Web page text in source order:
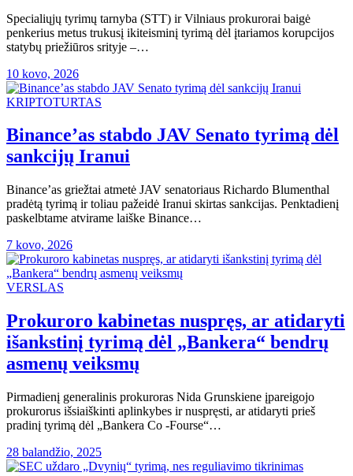
Specialiųjų tyrimų tarnyba (STT) ir Vilniaus prokurorai baigė
penkerius metus trukusį ikiteisminį tyrimą dėl įtariamos korupcijos
statybų priežiūros srityje –…
10 kovo, 2026
KRIPTOTURTAS
Binance’as stabdo JAV Senato tyrimą dėl
sankcijų Iranui
Binance’as griežtai atmetė JAV senatoriaus Richardo Blumenthal
pradėtą ​​tyrimą ir toliau pažeidė Iranui skirtas sankcijas. Penktadienį
paskelbtame atvirame laiške Binance…
7 kovo, 2026
VERSLAS
Prokuroro kabinetas nuspręs, ar atidaryti
išankstinį tyrimą dėl „Bankera“ bendrų
asmenų veiksmų
Pirmadienį generalinis prokuroras Nida Grunskiene įpareigojo
prokurorus išsiaiškinti aplinkybes ir nuspręsti, ar atidaryti prieš
pradinį tyrimą dėl „Bankera Co -Fourse“…
28 balandžio, 2025